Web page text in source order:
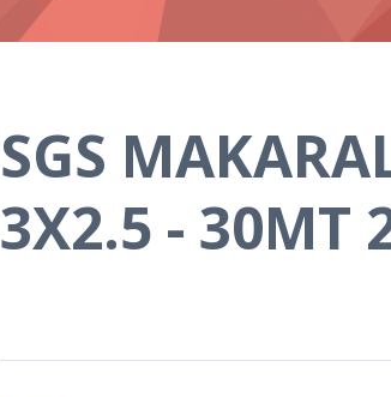
SGS
3X2.5 - 30MT